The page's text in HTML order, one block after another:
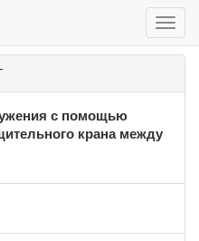
с помощью
крана между